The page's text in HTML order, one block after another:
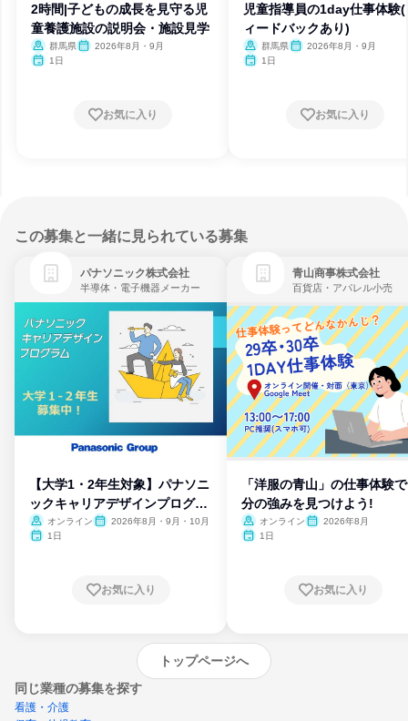
2時間|子どもの成長を見守る児
童養護施設の説明会・施設見学
群馬県
2026年8月・9月
1日
お気に入り
児童指導員の1day仕事体験(
ィードバックあり)
群馬県
2026年8月・9月
1日
お気に入り
この募集と一緒に見られている募集
パナソニック株式会社
半導体・電子機器メーカー
【大学1・2年生対象】パナソニ
ックキャリアデザインプログラ
ム
オンライン
2026年8月・9月・10月
1日
お気に入り
青山商事株式会社
百貨店・アパレル小売
「洋服の青山」の仕事体験
分の強みを見つけよう!
オンライン
2026年8月
1日
お気に入り
トップページへ
同じ業種の募集を探す
看護・介護